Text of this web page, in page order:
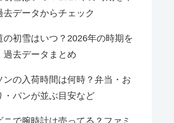
去データからチェック
の初雪はいつ？2026年の時期を
過去データまとめ
ンの入荷時間は何時？弁当・お
・パンが並ぶ目安など
ニで腕時計は売ってる？ファミ